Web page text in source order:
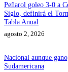
Peñarol goleo 3-0 a
Siglo, definirá el
Tabla Anual
agosto 2, 2026
Nacional aunque
Sudamericana